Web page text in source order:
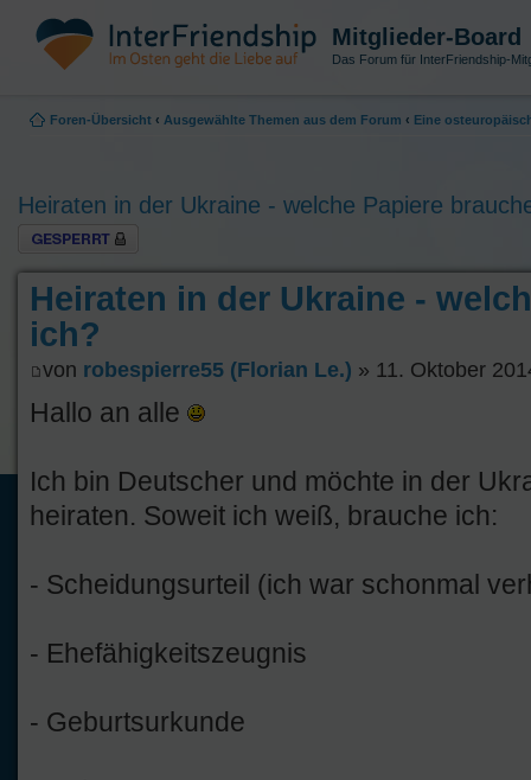
Mitglieder-Board
Das Forum für InterFriendship-
Foren-Übersicht ‹ Ausgewählte Themen aus dem Forum ‹ Eine
Heiraten in der Ukraine - welche Papiere
Thema gesperrt
Heiraten in der Ukraine -
ich?
von robespierre55 (Florian Le.) » 11. Oktober
Hallo an alle
Ich bin Deutscher und möchte in der
heiraten. Soweit ich weiß, brauche ich:
- Scheidungsurteil (ich war schonmal
- Ehefähigkeitszeugnis
- Geburtsurkunde